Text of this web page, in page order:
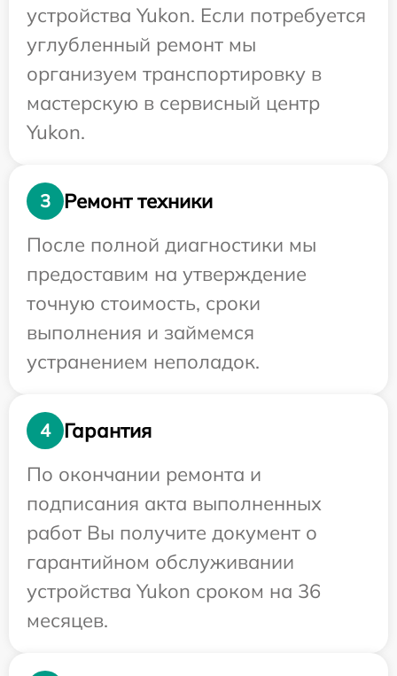
устройства Yukon. Если потребуется
углубленный ремонт мы
организуем транспортировку в
мастерскую в сервисный центр
Yukon.
3
Ремонт техники
После полной диагностики мы
предоставим на утверждение
точную стоимость, сроки
выполнения и займемся
устранением неполадок.
4
Гарантия
По окончании ремонта и
подписания акта выполненных
работ Вы получите документ о
гарантийном обслуживании
устройства Yukon сроком на 36
месяцев.